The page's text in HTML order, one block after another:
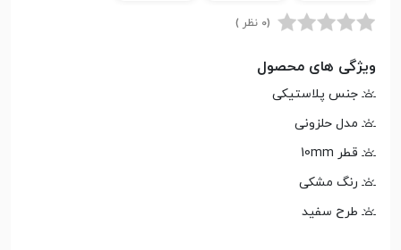
(0 نظر )
ویژگی های محصول
جنس پلاستیکی
مدل حلزونی
قطر 10mm
رنگ مشکی
طرح سفید